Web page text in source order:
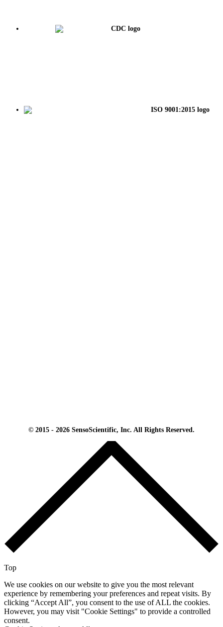
© 2015 - 2026 SensoScientific, Inc. All Rights Reserved.
Top
We use cookies on our website to give you the most relevant
experience by remembering your preferences and repeat visits. By
clicking “Accept All”, you consent to the use of ALL the cookies.
However, you may visit "Cookie Settings" to provide a controlled
consent.